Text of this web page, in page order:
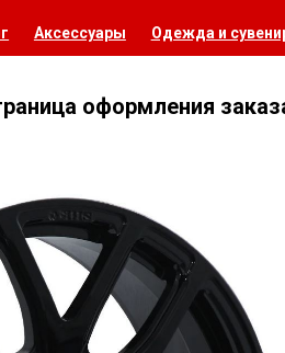
Аксессуары Одежда и
оформления